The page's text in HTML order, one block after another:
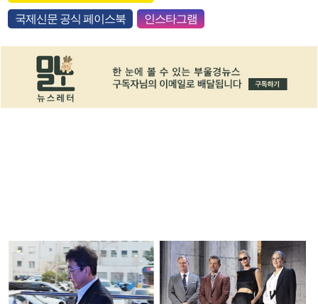
국제신문 공식 페이스북 인스타그램